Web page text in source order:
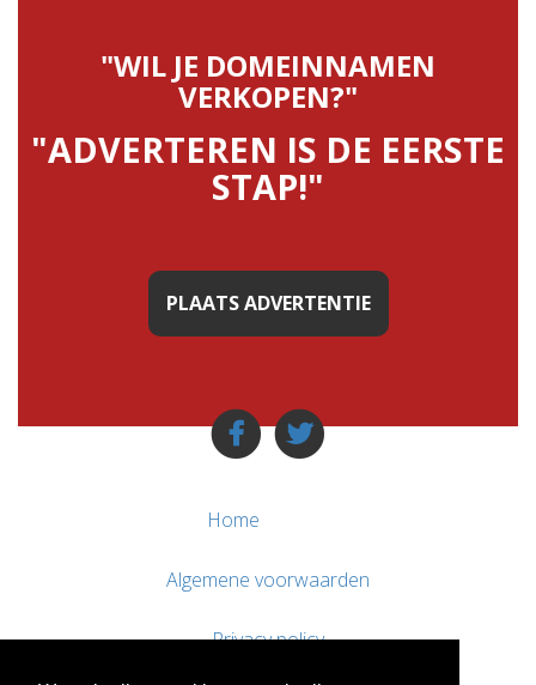
"WIL JE DOMEINNAMEN
VERKOPEN?"
"ADVERTEREN IS DE EERSTE
STAP!"
PLAATS ADVERTENTIE
Home
Algemene voorwaarden
Privacy policy